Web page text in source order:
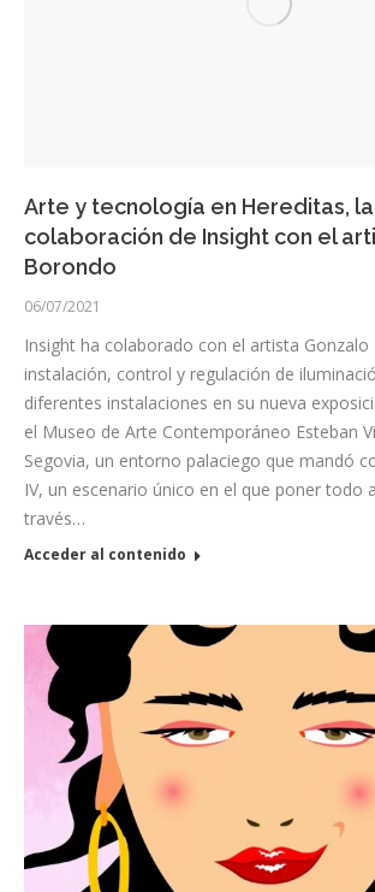
Arte y tecnología en Hereditas,
colaboración de Insight con el
Borondo
06/07/2021
Insight ha colaborado con el artista
instalación, control y regulación de
diferentes instalaciones en su nueva
el Museo de Arte Contemporáneo Esteban
Segovia, un entorno palaciego que mandó
IV, un escenario único en el que poner todo
través…
Acceder al contenido